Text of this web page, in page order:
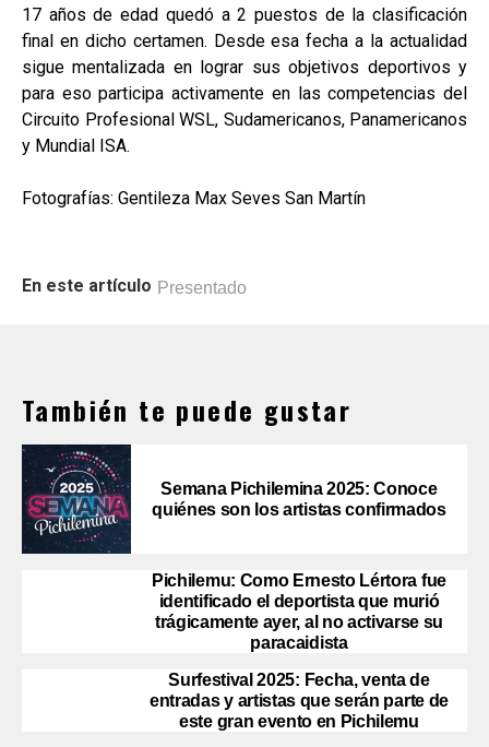
17 años de edad quedó a 2 puestos de la clasificación
final en dicho certamen. Desde esa fecha a la actualidad
sigue mentalizada en lograr sus objetivos deportivos y
para eso participa activamente en las competencias del
Circuito Profesional WSL, Sudamericanos, Panamericanos
y Mundial ISA.
Fotografías: Gentileza Max Seves San Martín
En este artículo Presentado
También te puede gustar
Semana Pichilemina 2025: Conoce
quiénes son los artistas confirmados
Pichilemu: Como Ernesto Lértora fue
identificado el deportista que murió
trágicamente ayer, al no activarse su
paracaidista
Surfestival 2025: Fecha, venta de
entradas y artistas que serán parte de
este gran evento en Pichilemu